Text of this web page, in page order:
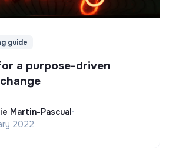
guide
a purpose-driven
Martin-Pascual•
2022